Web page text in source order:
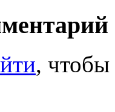
, чтобы